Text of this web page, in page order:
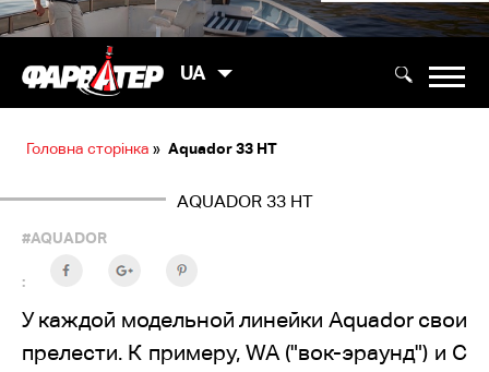
UA
Головна сторінка » Aquador 33 HT
AQUADOR 33 HT
#AQUADOR
:
У каждой модельной линейки Aquador свои
прелести. К примеру, WA ("вок-эраунд") и С